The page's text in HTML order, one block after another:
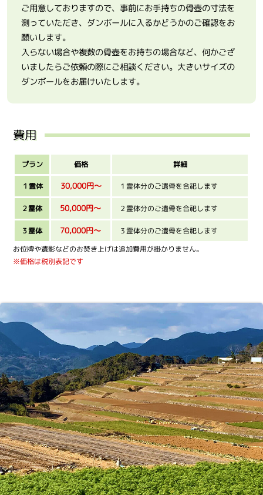
ご用意しておりますので、事前にお手持ちの骨壺の寸法を
測っていただき、ダンボールに入るかどうかのご確認をお
願いします。
入らない場合や複数の骨壺をお持ちの場合など、何かござ
いましたらご依頼の際にご相談ください。大きいサイズの
ダンボールをお届けいたします。
費用
プラン 価格 詳細
１霊体 30,000円〜 １霊体分のご遺骨を合祀します
２霊体 50,000円〜 ２霊体分のご遺骨を合祀します
３霊体 70,000円〜 ３霊体分のご遺骨を合祀します
お位牌や遺影などのお焚き上げは追加費用が掛かりません。
※価格は税別表記です